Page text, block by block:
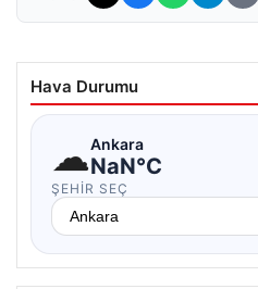
Hava Durumu
☁Ankara
NaN°C
ŞEHIR SEÇ